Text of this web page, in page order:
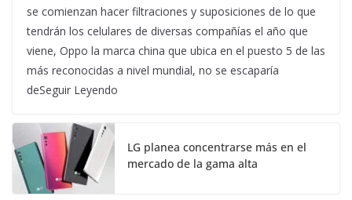
se comienzan hacer filtraciones y suposiciones de lo que
tendrán los celulares de diversas compañías el año que
viene, Oppo la marca china que ubica en el puesto 5 de las
más reconocidas a nivel mundial, no se escaparía
deSeguir Leyendo
LG planea concentrarse más en el
mercado de la gama alta